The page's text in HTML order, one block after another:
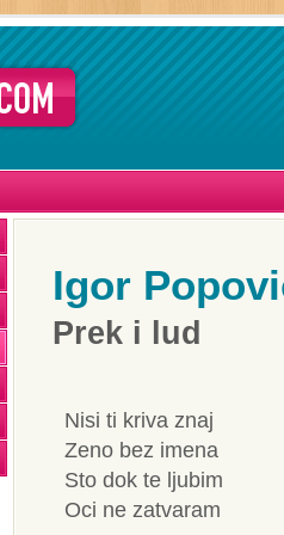
Igor
Prek i lud
Nisi ti kriva znaj
Zeno bez imena
Sto dok te ljubim
Oci ne zatvaram